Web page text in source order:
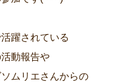
躍されている
動報告や
ムリエさんからの